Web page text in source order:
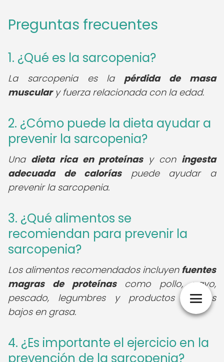
Preguntas frecuentes
1. ¿Qué es la sarcopenia?
La sarcopenia es la pérdida de masa
musculary fuerza relacionada con la edad.
2. ¿Cómo puede la dieta ayudar a
prevenir la sarcopenia?
Una dieta rica en proteínasy con ingesta
adecuada de caloríaspuede ayudar a
prevenir la sarcopenia.
3. ¿Qué alimentos se
recomiendan para prevenir la
sarcopenia?
Los alimentos recomendados incluyen fuentes
magras de proteínascomo pollo, pavo,
pescado, legumbres y productos lácteos
bajos en grasa.
4. ¿Es importante el ejercicio en la
prevención de la sarcopenia?